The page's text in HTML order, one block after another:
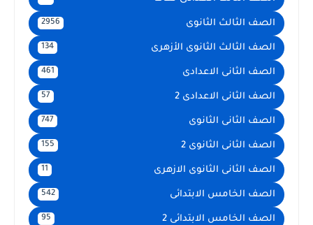
الصف الثالث الثانوى 2956
الصف الثالث الثانوى الأزهرى 134
الصف الثانى الاعدادى 461
الصف الثانى الاعدادى 2 57
الصف الثانى الثانوى 747
الصف الثانى الثانوى 2 155
الصف الثانى الثانوى الازهرى 11
الصف الخامس الابتدائى 542
الصف الخامس الابتدائى 2 95